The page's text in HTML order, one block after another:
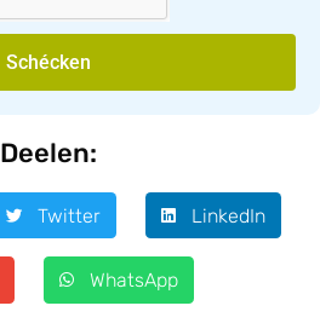
Schécken
Deelen:
Twitter LinkedIn
WhatsApp